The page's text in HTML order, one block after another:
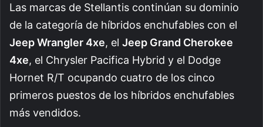
Las marcas de Stellantis continúan su dominio
de la categoría de híbridos enchufables con el
Jeep Wrangler 4xe, el Jeep Grand Cherokee
4xe, el Chrysler Pacifica Hybrid y el Dodge
Hornet R/T ocupando cuatro de los cinco
primeros puestos de los híbridos enchufables
más vendidos.